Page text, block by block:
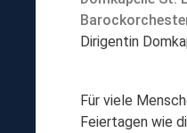
Dirigentin
Für viele
Feiertagen wie